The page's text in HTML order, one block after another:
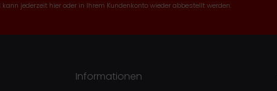
jederzeit hier oder in Ihrem Kundenkonto wieder abbestellt werden.
Informationen